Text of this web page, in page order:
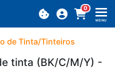
0
MENU
de Tinta/Tinteiros
tinta (BK/C/M/Y) -